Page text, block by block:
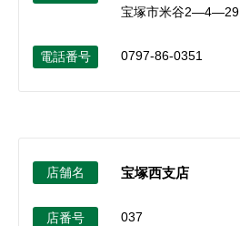
宝塚市米谷2―4―29
電話番号 0797-86-0351
店舗名 宝塚西支店
店番号 037